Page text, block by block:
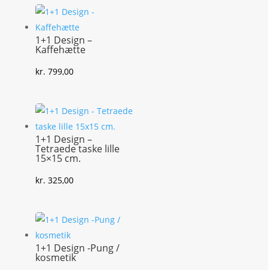
1+1 Design –
Kaffehætte
kr. 799,00
1+1 Design –
Tetraede taske lille
15×15 cm.
kr. 325,00
1+1 Design -Pung /
kosmetik